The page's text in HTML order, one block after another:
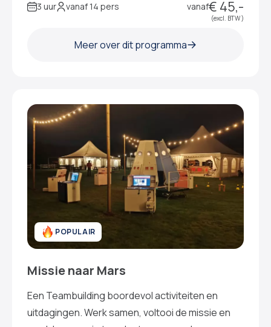
3 uur vanaf 14 pers vanaf€ 45,-
(excl. BTW )
Meer over dit programma
POPULAIR
Missie naar Mars
Een Teambuilding boordevol activiteiten en
uitdagingen. Werk samen, voltooi de missie en